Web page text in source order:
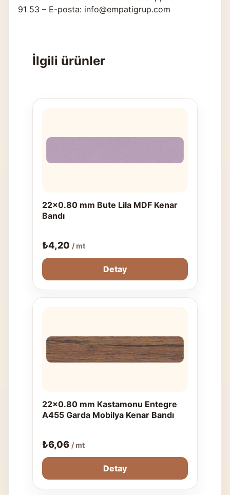
91 53 – E-posta: info@empatigrup.com
İlgili ürünler
22x0.80 mm Bute Lila MDF Kenar
Bandı
₺4,20 / mt
Detay
22x0.80 mm Kastamonu Entegre
A455 Garda Mobilya Kenar Bandı
₺6,06 / mt
Detay